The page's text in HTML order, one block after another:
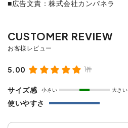
■広告文責：株式会社カンパネラ
5.00 1件
サイズ感 小さい 大きい
使いやすさ